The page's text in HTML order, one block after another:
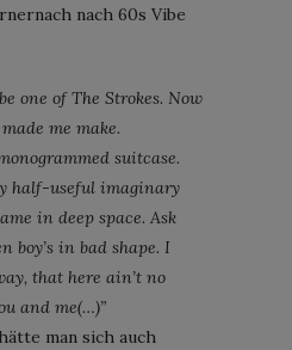
nach 60s Vibe
one of The Strokes. Now
me make.
suitcase.
half-useful imaginary
in deep space. Ask
boy’s in bad shape. I
that here ain’t no
and me(…)”
man sich auch